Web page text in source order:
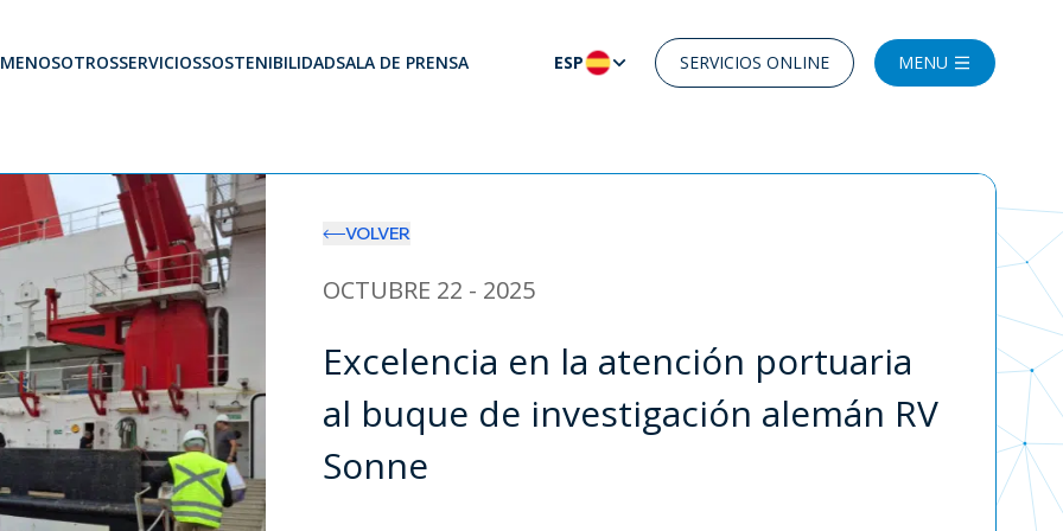
NOSOTROSSERVICIOSSOSTENIBILIDADSALA DE PRENSA ESP SERVICIOS ONLINE MENU
VOLVER
OCTUBRE 22 - 2025
Excelencia en la atención portuaria
al buque de investigación alemán RV
Sonne